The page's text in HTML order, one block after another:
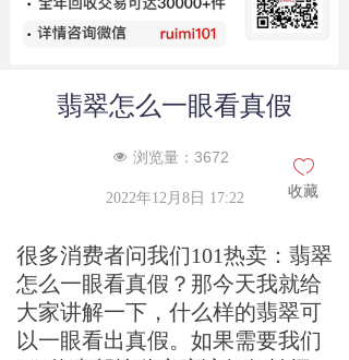
2022年12月8日 17:22
ꄀ
收藏
很多消费者问我们101热卖：翡翠
怎么一眼看真假？那今天我就给
大家讲解一下，什么样的翡翠可
以一眼看出真假。如果需要我们
翡翠怎么一眼看真假
넶 浏览量： 3672